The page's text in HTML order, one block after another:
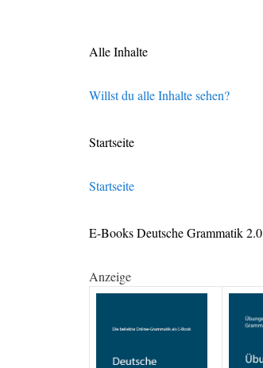
Alle Inhalte
Willst du alle Inhalte sehen?
Startseite
Startseite
E-Books Deutsche Grammatik 2.0
Anzeige